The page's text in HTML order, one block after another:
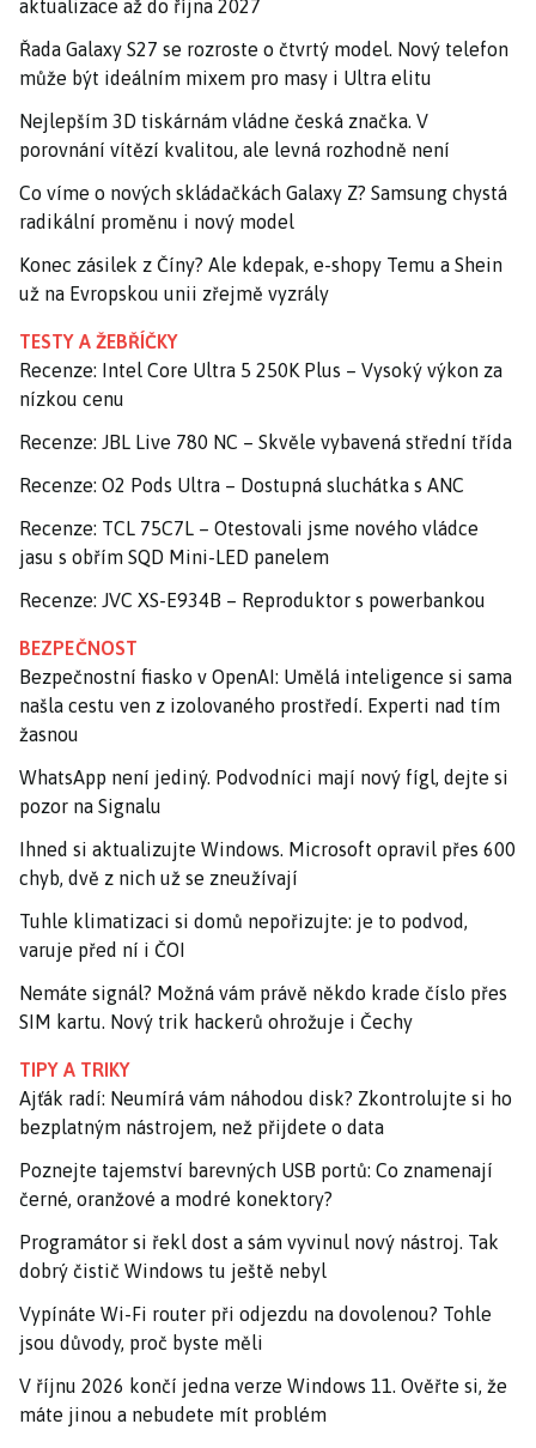
aktualizace až do října 2027
Řada Galaxy S27 se rozroste o čtvrtý model. Nový telefon
může být ideálním mixem pro masy i Ultra elitu
Nejlepším 3D tiskárnám vládne česká značka. V
porovnání vítězí kvalitou, ale levná rozhodně není
Co víme o nových skládačkách Galaxy Z? Samsung chystá
radikální proměnu i nový model
Konec zásilek z Číny? Ale kdepak, e-shopy Temu a Shein
už na Evropskou unii zřejmě vyzrály
TESTY A ŽEBŘÍČKY
Recenze: Intel Core Ultra 5 250K Plus – Vysoký výkon za
nízkou cenu
Recenze: JBL Live 780 NC – Skvěle vybavená střední třída
Recenze: O2 Pods Ultra – Dostupná sluchátka s ANC
Recenze: TCL 75C7L – Otestovali jsme nového vládce
jasu s obřím SQD Mini-LED panelem
Recenze: JVC XS-E934B – Reproduktor s powerbankou
BEZPEČNOST
Bezpečnostní fiasko v OpenAI: Umělá inteligence si sama
našla cestu ven z izolovaného prostředí. Experti nad tím
žasnou
WhatsApp není jediný. Podvodníci mají nový fígl, dejte si
pozor na Signalu
Ihned si aktualizujte Windows. Microsoft opravil přes 600
chyb, dvě z nich už se zneužívají
Tuhle klimatizaci si domů nepořizujte: je to podvod,
varuje před ní i ČOI
Nemáte signál? Možná vám právě někdo krade číslo přes
SIM kartu. Nový trik hackerů ohrožuje i Čechy
TIPY A TRIKY
Ajťák radí: Neumírá vám náhodou disk? Zkontrolujte si ho
bezplatným nástrojem, než přijdete o data
Poznejte tajemství barevných USB portů: Co znamenají
černé, oranžové a modré konektory?
Programátor si řekl dost a sám vyvinul nový nástroj. Tak
dobrý čistič Windows tu ještě nebyl
Vypínáte Wi-Fi router při odjezdu na dovolenou? Tohle
jsou důvody, proč byste měli
V říjnu 2026 končí jedna verze Windows 11. Ověřte si, že
máte jinou a nebudete mít problém